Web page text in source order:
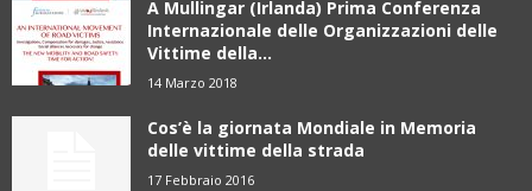
A Mullingar (Irlanda) Prima Conferenza
Internazionale delle Organizzazioni delle
Vittime della...
14 Marzo 2018
Cos’è la giornata Mondiale in Memoria
delle vittime della strada
17 Febbraio 2016